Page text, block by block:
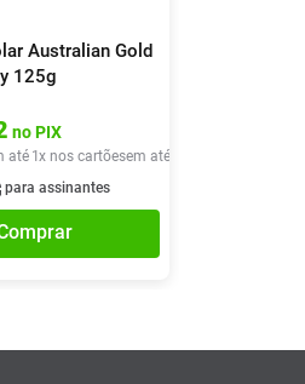
Australian Gold
125g
no PIX
até 1x nos cartõesem até
para assinantes